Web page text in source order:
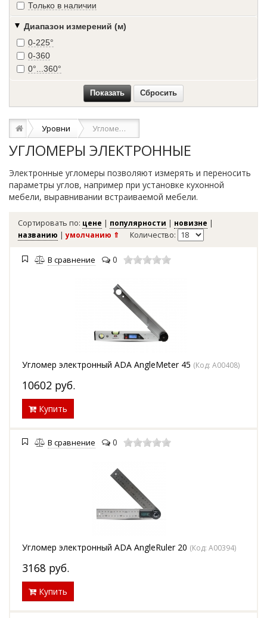
Только в наличии
Диапазон измерений (м)
0-225°
0-360
0°...360°
Уровни Угломеры электронные
УГЛОМЕРЫ ЭЛЕКТРОННЫЕ
Электронные угломеры позволяют измерять и переносить
параметры углов, например при установке кухонной
мебели, выравнивании встраиваемой мебели.
Сортировать по: цене | популярности | новизне |
названию |умолчанию ⇑ Количество:
В сравнение 0
Угломер электронный ADA AngleMeter 45 (Код: А00408)
10602 руб.
Купить
В сравнение 0
Угломер электронный ADA AngleRuler 20 (Код: А00394)
3168 руб.
Купить